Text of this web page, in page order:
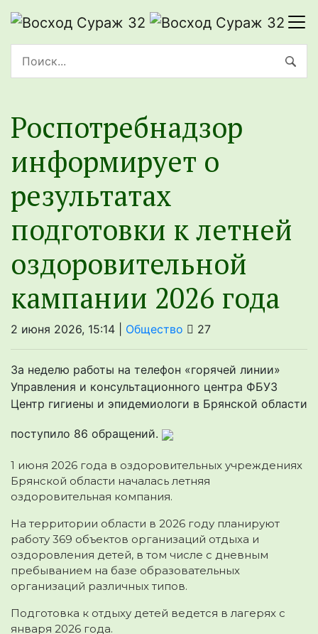
Роспотребнадзор
информирует о
результатах
подготовки к летней
оздоровительной
кампании 2026 года
2 июня 2026, 15:14 | Общество 27
За неделю работы на телефон «горячей линии»
Управления и консультационного центра ФБУЗ
Центр гигиены и эпидемиологи в Брянской области
поступило 86 обращений.
1 июня 2026 года в оздоровительных учреждениях
Брянской области началась летняя
оздоровительная компания.
На территории области в 2026 году планируют
работу 369 объектов организаций отдыха и
оздоровления детей, в том числе с дневным
пребыванием на базе образовательных
организаций различных типов.
Подготовка к отдыху детей ведется в лагерях с
января 2026 года.